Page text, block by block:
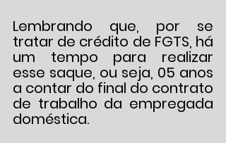
Lembrando que, por se
tratar de crédito de FGTS, há
um tempo para realizar
esse saque, ou seja, 05 anos
a contar do final do contrato
de trabalho da empregada
doméstica.